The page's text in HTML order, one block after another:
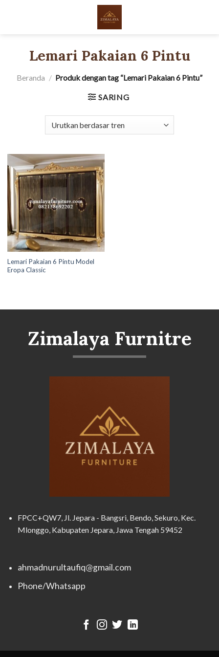
Lemari Pakaian 6 Pintu
Beranda / Produk dengan tag “Lemari Pakaian 6 Pintu”
SARING
Lemari Pakaian 6 Pintu Model
Eropa Classic
Zimalaya Furnitre
FPCC+QW7, Jl. Jepara - Bangsri, Bendo, Sekuro, Kec.
Mlonggo, Kabupaten Jepara, Jawa Tengah 59452
ahmadnurultaufiq@gmail.com
Phone/Whatsapp